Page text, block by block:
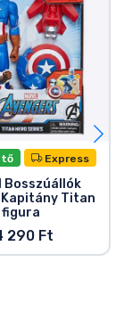
Express
Bosszúállók
Titan
figura
290 Ft